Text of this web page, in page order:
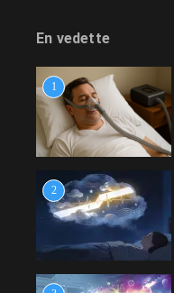
En vedette
1
2